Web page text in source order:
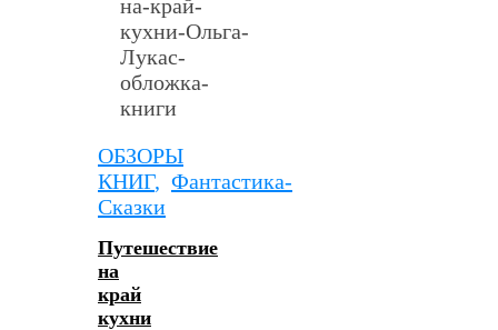
ОБЗОРЫ
КНИГ, Фантастика-
Сказки
Путешествие
на
край
кухни